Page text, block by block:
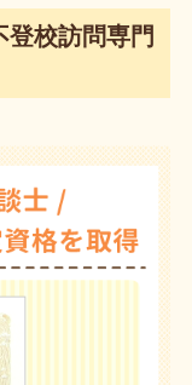
校訪問専門